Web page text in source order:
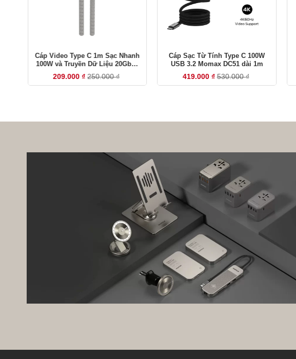
Cáp Video Type C 1m Sạc Nhanh
100W và Truyền Dữ Liệu 20Gbps
Momax DC31
209.000 ₫ 250.000₫
Cáp Sạc Từ Tính Type C 100W
USB 3.2 Momax DC51 dài 1m
419.000 ₫ 530.000₫